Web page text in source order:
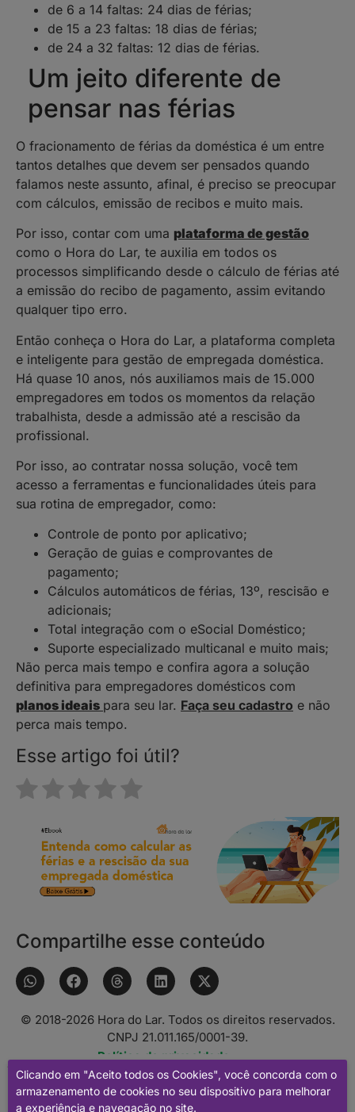
Clicando em "Aceito todos os Cookies", você concorda com o
armazenamento de cookies no seu dispositivo para melhorar
a experiência e navegação no site.
de 6 a 14 faltas: 24 dias de férias;
de 15 a 23 faltas: 18 dias de férias;
de 24 a 32 faltas: 12 dias de férias.
Um jeito diferente de
pensar nas férias
O fracionamento de férias da doméstica é um entre
tantos detalhes que devem ser pensados quando
falamos neste assunto, afinal, é preciso se preocupar
com cálculos, emissão de recibos e muito mais.
Por isso, contar com uma plataforma de gestão
como o Hora do Lar, te auxilia em todos os
processos simplificando desde o cálculo de férias até
a emissão do recibo de pagamento, assim evitando
qualquer tipo erro.
Então conheça o Hora do Lar, a plataforma completa
e inteligente para gestão de empregada doméstica.
Há quase 10 anos, nós auxiliamos mais de 15.000
empregadores em todos os momentos da relação
trabalhista, desde a admissão até a rescisão da
profissional.
Por isso, ao contratar nossa solução, você tem
acesso a ferramentas e funcionalidades úteis para
sua rotina de empregador, como:
Controle de ponto por aplicativo;
Geração de guias e comprovantes de
pagamento;
Cálculos automáticos de férias, 13º, rescisão e
adicionais;
Total integração com o eSocial Doméstico;
Suporte especializado multicanal e muito mais;
Não perca mais tempo e confira agora a solução
definitiva para empregadores domésticos com
planos ideais para seu lar. Faça seu cadastro e não
perca mais tempo.
Esse artigo foi útil?
Compartilhe esse conteúdo
© 2018-2026Hora do Lar. Todos os direitos reservados.
CNPJ 21.011.165/0001-39.
Política de privacidade.
Optimized by Seraphinite Accelerator
Turns on site high speed to be attractive for people and search
engines.